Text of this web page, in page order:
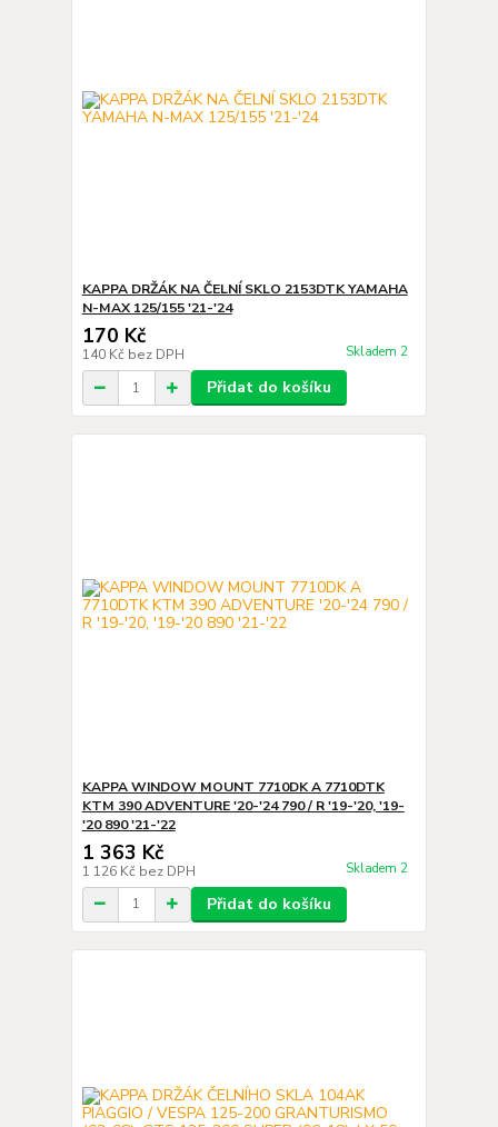
KAPPA DRŽÁK NA ČELNÍ SKLO 2153DTK YAMAHA
N-MAX 125/155 '21-'24
170 Kč
140 Kč bez DPH Skladem 2
Přidat do košíku
KAPPA WINDOW MOUNT 7710DK A 7710DTK
KTM 390 ADVENTURE '20-'24 790 / R '19-'20, '19-
'20 890 '21-'22
1 363 Kč
1 126 Kč bez DPH Skladem 2
Přidat do košíku